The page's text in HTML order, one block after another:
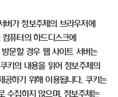
가 정보주체의 브라우저에
퓨터의 하드디스크에
문할 경우 웹 사이트 서버는
키의 내용을 읽어 정보주체의
공하기 위해 이용됩니다. 쿠키는
수집하지 않으며,정보주체는